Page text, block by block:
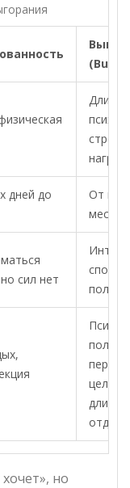
стресс
дней до
От
сил нет
полный
целей,
отдых
но